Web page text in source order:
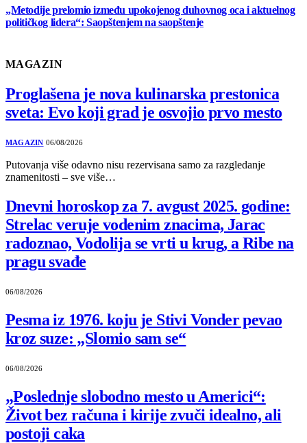
„Metodije prelomio između upokojenog duhovnog oca i aktuelnog
političkog lidera“: Saopštenjem na saopštenje
MAGAZIN
Proglašena je nova kulinarska prestonica
sveta: Evo koji grad je osvojio prvo mesto
MAGAZIN 06/08/2026
Putovanja više odavno nisu rezervisana samo za razgledanje
znamenitosti – sve više…
Dnevni horoskop za 7. avgust 2025. godine:
Strelac veruje vodenim znacima, Jarac
radoznao, Vodolija se vrti u krug, a Ribe na
pragu svađe
06/08/2026
Pesma iz 1976. koju je Stivi Vonder pevao
kroz suze: „Slomio sam se“
06/08/2026
„Poslednje slobodno mesto u Americi“:
Život bez računa i kirije zvuči idealno, ali
postoji caka